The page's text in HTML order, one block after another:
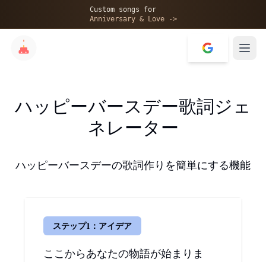
Custom songs for
Anniversary & Love ->
ハッピーバースデー歌詞ジェ
ネレーター
ハッピーバースデーの歌詞作りを簡単にする機能
ステップ1：アイデア
ここからあなたの物語が始まりま